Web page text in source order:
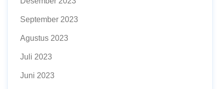
September 2023
Agustus 2023
Juli 2023
Juni 2023